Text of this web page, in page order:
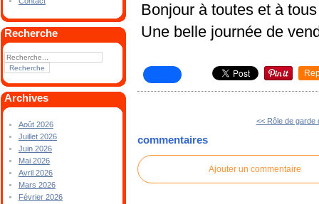
Recherche
Archives
Août 2026
Juillet 2026
Juin 2026
Mai 2026
Avril 2026
Mars 2026
Février 2026
Bonjour à toutes et à tous
Une belle journée de
<< Rôle de garde
commentaires
Ajouter un commentaire